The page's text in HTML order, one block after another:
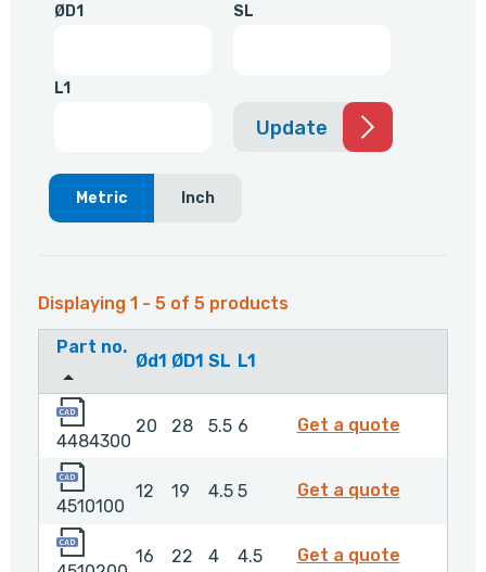
ØD1 SL
L1
Update
Metric Inch
Displaying 1 - 5 of 5 products
Part no.
Ød1 ØD1 SL L1
4484300
20 28 5.5 6 Get a quote4484300
4510100
12 19 4.5 5 Get a quote4510100
16 22 4 4.5 Get a quote4510200